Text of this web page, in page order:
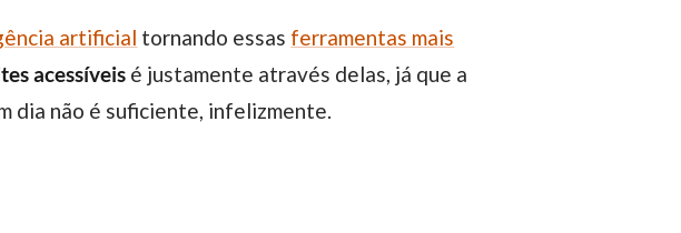
artificial tornando essas ferramentas mais
acessíveis é justamente através delas, já que a
dia não é suficiente, infelizmente.